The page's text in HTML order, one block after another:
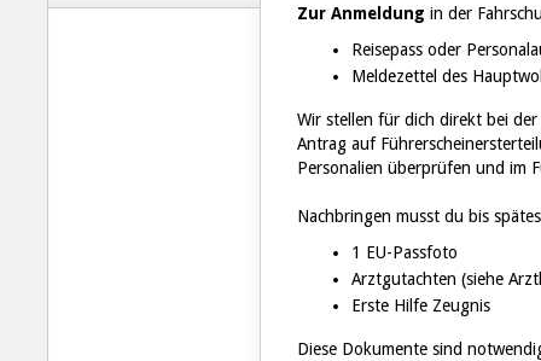
Zur Anmeldung in der
Reisepass oder
Meldezettel des
Wir stellen für dich direkt bei
Antrag auf
Personalien überprüfen und im
Nachbringen musst du bis
1 EU-Passfoto
Arztgutachten (siehe
Erste Hilfe Zeugnis
Diese Dokumente sind